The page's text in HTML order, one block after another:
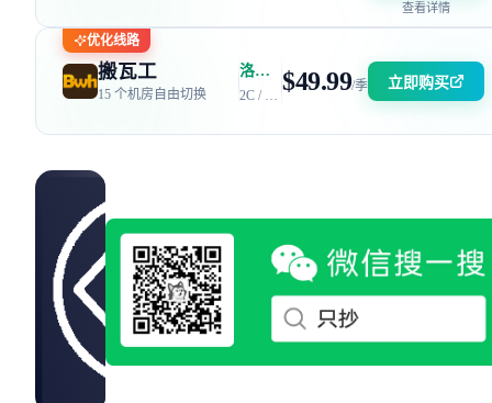
查看详情
优化线路
搬瓦工
15 个机房自由切换
洛杉矶 DC6 机房 | 电信 / 联通 CN2 GIA + 移动 CMIN2
2C / 2GB / 40GB SSD / 2.5TB 流量 $49.99/季 立即购买